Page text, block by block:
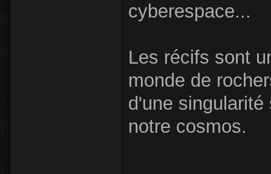
cyberespace...
Les récifs sont
monde de
d'une
notre cosmos.